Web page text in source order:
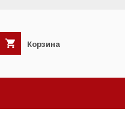
Корзина